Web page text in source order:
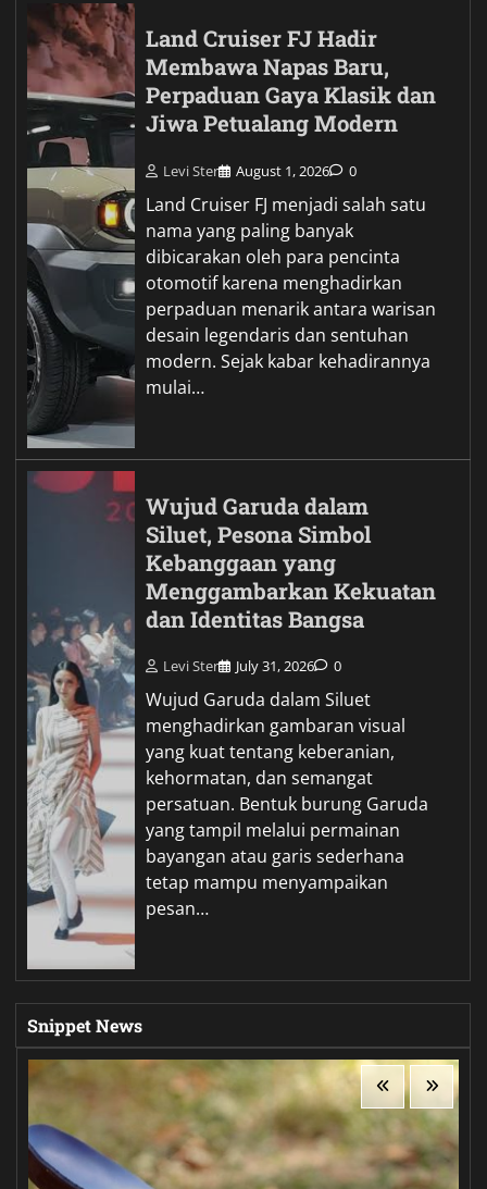
Land Cruiser FJ Hadir
Membawa Napas Baru,
Perpaduan Gaya Klasik dan
Jiwa Petualang Modern
Levi Ster August 1, 2026 0
Land Cruiser FJ menjadi salah satu
nama yang paling banyak
dibicarakan oleh para pencinta
otomotif karena menghadirkan
perpaduan menarik antara warisan
desain legendaris dan sentuhan
modern. Sejak kabar kehadirannya
mulai…
Wujud Garuda dalam
Siluet, Pesona Simbol
Kebanggaan yang
Menggambarkan Kekuatan
dan Identitas Bangsa
Levi Ster July 31, 2026 0
Wujud Garuda dalam Siluet
menghadirkan gambaran visual
yang kuat tentang keberanian,
kehormatan, dan semangat
persatuan. Bentuk burung Garuda
yang tampil melalui permainan
bayangan atau garis sederhana
tetap mampu menyampaikan
pesan…
Snippet News